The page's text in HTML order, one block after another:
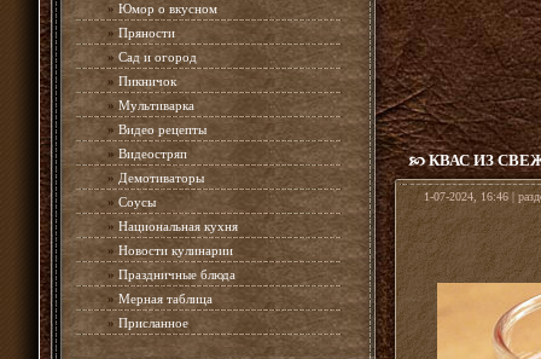
» Юмор о вкусном
» Пряности
» Сад и огород
» Пикничок
» Мультиварка
» Видео рецепты
» Видеостряп
» Демотиваторы
» Соусы
» Национальная кухня
» Новости кулинарии
» Праздничные блюда
» Мерная таблица
» Присланное
КВАС ИЗ
1-07-2024, 16:46 |